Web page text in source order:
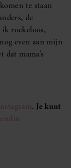
te staan
de
roekeloos,
even aan mijn
mama’s
. Je kunt